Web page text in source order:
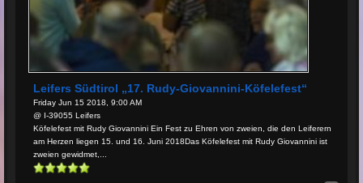
Leifers Südtirol „17. Rudy-Giovannini-Köfelefest“
Friday Jun 15 2018, 9:00 AM
@ I-39055 Leifers
Köfelefest mit Rudy Giovannini Ein Fest zu Ehren von zweien, die den Leiferern
am Herzen liegen 15. und 16. Juni 2018Das Köfelefest mit Rudy Giovannini ist
zweien gewidmet,...